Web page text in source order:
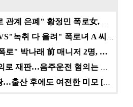
로" 박나래 前 매니저 2명, …